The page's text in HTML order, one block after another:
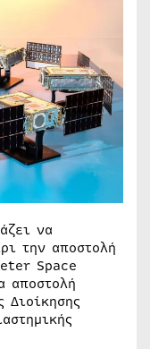
να
την αποστολή
Space
αποστολή
Διοίκησης